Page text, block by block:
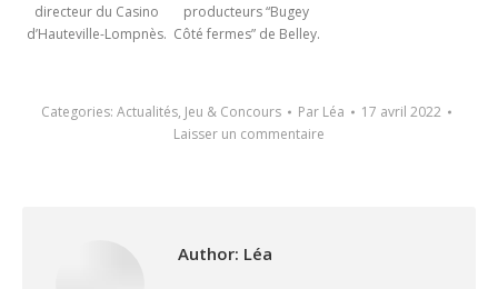
directeur du Casino
d’Hauteville-Lompnès.
producteurs “Bugey
Côté fermes” de Belley.
Categories: Actualités, Jeu & Concours Par Léa
17 avril 2022
Laisser un commentaire
Author: Léa